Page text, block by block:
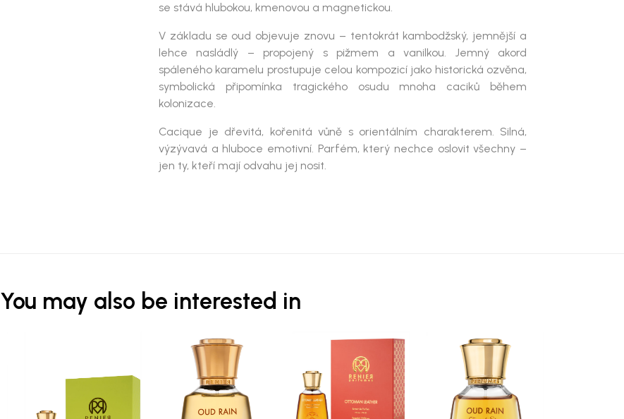
se stává hlubokou, kmenovou a magnetickou.
V základu se oud objevuje znovu – tentokrát kambodžský, jemnější a
lehce nasládlý – propojený s pižmem a vanilkou. Jemný akord
spáleného karamelu prostupuje celou kompozicí jako historická ozvěna,
symbolická připomínka tragického osudu mnoha caciků během
kolonizace.
Cacique je dřevitá, kořenitá vůně s orientálním charakterem. Silná,
výzývavá a hluboce emotivní. Parfém, který nechce oslovit všechny –
jen ty, kteří mají odvahu jej nosit.
You may also be interested in